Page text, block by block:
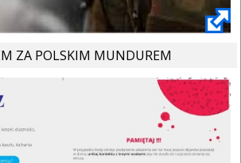
ZA POLSKIM MUNDUREM